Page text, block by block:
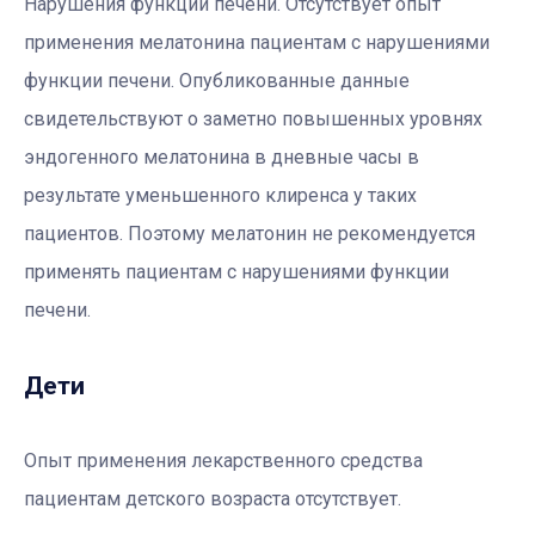
применения мелатонина пациентам с нарушениями
функции печени. Опубликованные данные
свидетельствуют о заметно повышенных уровнях
эндогенного мелатонина в дневные часы в
результате уменьшенного клиренса у таких
пациентов. Поэтому мелатонин не рекомендуется
применять пациентам с нарушениями функции
печени.
Дети
Опыт применения лекарственного средства
пациентам детского возраста отсутствует.